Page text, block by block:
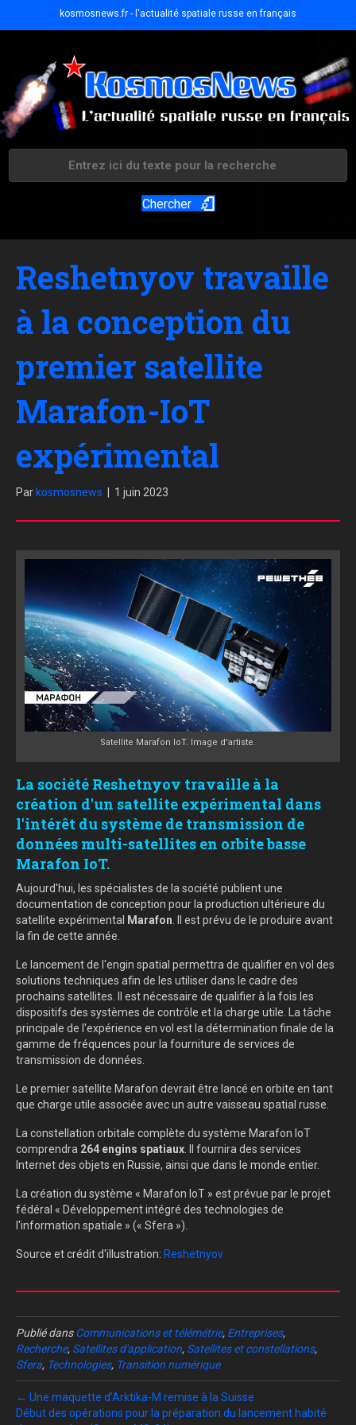
kosmosnews.fr - l'actualité spatiale russe en français
Chercher
Reshetnyov travaille
à la conception du
premier satellite
Marafon-IoT
expérimental
Par kosmosnews 1 juin 2023
Satellite Marafon IoT. Image d'artiste.
La société Reshetnyov travaille à la
création d'un satellite expérimental dans
l'intérêt du système de transmission de
données multi-satellites en orbite basse
Marafon IoT.
Aujourd'hui, les spécialistes de la société publient une
documentation de conception pour la production ultérieure du
satellite expérimental Marafon. Il est prévu de le produire avant
la fin de cette année.
Le lancement de l'engin spatial permettra de qualifier en vol des
solutions techniques afin de les utiliser dans le cadre des
prochains satellites. Il est nécessaire de qualifier à la fois les
dispositifs des systèmes de contrôle et la charge utile. La tâche
principale de l'expérience en vol est la détermination finale de la
gamme de fréquences pour la fourniture de services de
transmission de données.
Le premier satellite Marafon devrait être lancé en orbite en tant
que charge utile associée avec un autre vaisseau spatial russe.
La constellation orbitale complète du système Marafon IoT
comprendra 264 engins spatiaux. Il fournira des services
Internet des objets en Russie, ainsi que dans le monde entier.
La création du système « Marafon IoT » est prévue par le projet
fédéral « Développement intégré des technologies de
l'information spatiale » (« Sfera »).
Source et crédit d'illustration: Reshetnyov
Publié dansCommunications et télémétrie, Entreprises,
Recherche, Satellites d'application, Satellites et constellations,
Sfera, Technologies, Transition numérique
← Une maquette d’Arktika-M remise à la Suisse
Début des opérations pour la préparation du lancement habité